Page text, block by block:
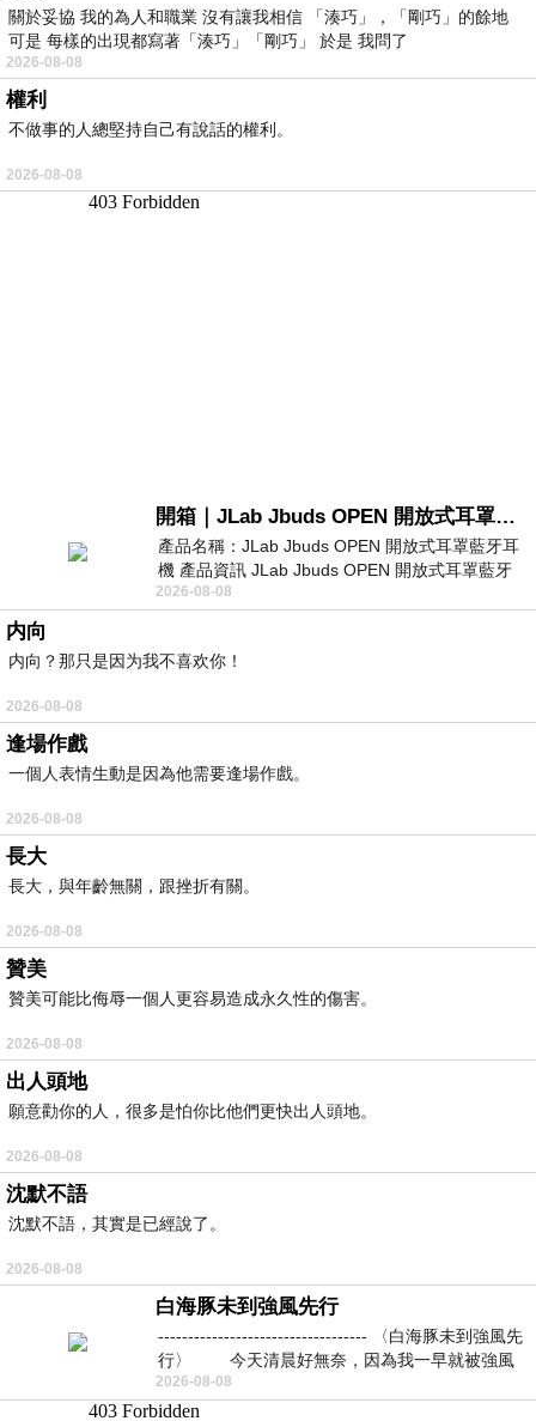
關於妥協 我的為人和職業 沒有讓我相信 「湊巧」，「剛巧」的餘地
可是 每樣的出現都寫著「湊巧」「剛巧」 於是 我問了
2026-08-08
權利
不做事的人總堅持自己有說話的權利。
2026-08-08
開箱｜JLab Jbuds OPEN 開放式耳罩藍牙耳機 - 設計美學，輕巧、透氣、環境音全物理達成！
產品名稱：JLab Jbuds OPEN 開放式耳罩藍牙耳
機 產品資訊 JLab Jbuds OPEN 開放式耳罩藍牙
耳機評語：非常有特色，值得喜愛美型工
2026-08-08
内向
内向？那只是因为我不喜欢你！
2026-08-08
逢場作戲
一個人表情生動是因為他需要逢場作戲。
2026-08-08
長大
長大，與年齡無關，跟挫折有關。
2026-08-08
贊美
贊美可能比侮辱一個人更容易造成永久性的傷害。
2026-08-08
出人頭地
願意勸你的人，很多是怕你比他們更快出人頭地。
2026-08-08
沈默不語
沈默不語，其實是已經說了。
2026-08-08
白海豚未到強風先行
----------------------------------- 〈白海豚未到強風先
行〉 今天清晨好無奈，因為我一早就被強風
2026-08-08